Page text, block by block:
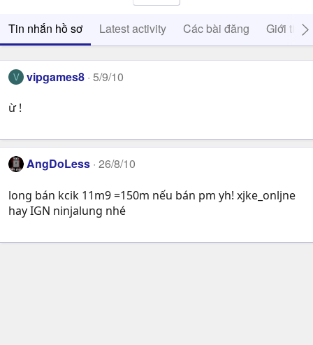
Tin nhắn hồ sơ Latest activity Các bài đăng Giới thiệu
V vipgames8 5/9/10
ừ !
AngDoLess 26/8/10
long bán kcik 11m9 =150m nếu bán pm yh! xjke_onljne
hay IGN ninjalung nhé